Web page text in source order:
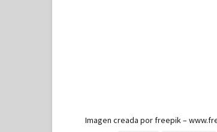
Imagen creada por freepik –